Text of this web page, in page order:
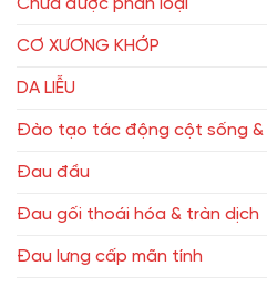
CƠ XƯƠNG KHỚP
DA LIỄU
Đào tạo tác động cột sống &
Đau đầu
Đau gối thoái hóa & tràn dịch
Đau lưng cấp mãn tính